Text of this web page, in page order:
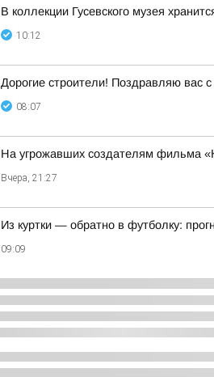
В коллекции Гусевского музея
10:12
Дорогие строители! Поздравляю вас
08:07
На угрожавших создателям фильма
Вчера, 21:27
Из куртки — обратно в футболку:
09:09